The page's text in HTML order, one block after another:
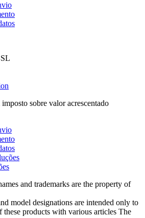
sobre valor acrescentado
and trademarks are the property of
model designations are intended only to
products with various articles The